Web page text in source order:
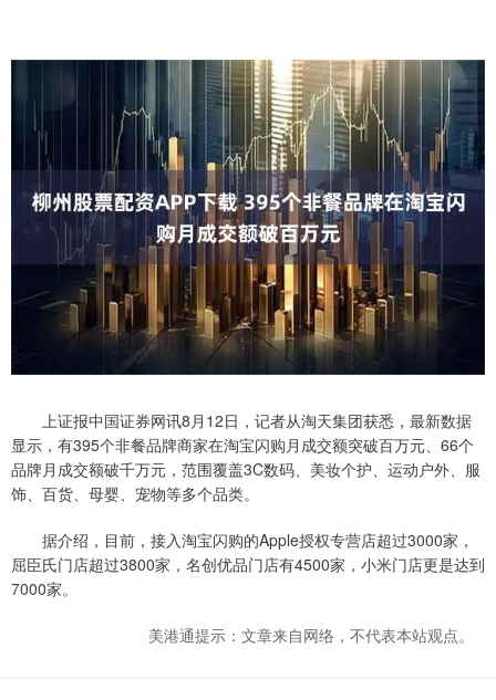
上证报中国证券网讯8月12日，记者从淘天集团获悉，最新数据
显示，有395个非餐品牌商家在淘宝闪购月成交额突破百万元、66个
品牌月成交额破千万元，范围覆盖3C数码、美妆个护、运动户外、服
饰、百货、母婴、宠物等多个品类。
据介绍，目前，接入淘宝闪购的Apple授权专营店超过3000家，
屈臣氏门店超过3800家，名创优品门店有4500家，小米门店更是达到
7000家。
美港通提示：文章来自网络，不代表本站观点。